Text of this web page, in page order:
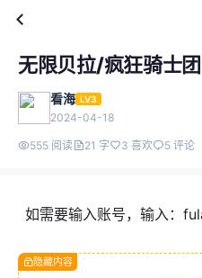
无限贝拉/疯狂骑士
看海 LV3
2024-04-18
555 阅读 21 字 3 喜欢 5 评论
如需要输入账号，输入：
隐藏内容